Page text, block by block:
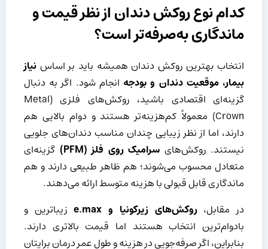
کدام نوع روکش دندان از نظر قیمت و
ماندگاری به‌صرفه‌تر است؟
انتخاب بهترین روکش دندان همیشه باید بر اساس نیاز
بیمار، موقعیت دندان و بودجه انجام شود. اگر به دنبال
گزینه‌ای اقتصادی باشید، روکش‌های فلزی (Metal
Crown) معمولاً کم‌هزینه‌تر هستند و دوام بالایی هم
دارند، اما از نظر زیبایی چندان مناسب دندان‌های جلویی
نیستند. روکش‌های سرامیک روی فلز(PFM)
گزینه‌ای
متعادل محسوب می‌شوند؛ هم ظاهر طبیعی دارند و هم
ماندگاری قابل قبولی با هزینه متوسط ارائه می‌دهند.
در مقابل،روکش‌های زیرکونیا وe.max
زیباترین و
بادوام‌ترین انتخاب هستند اما قیمت بالاتری دارند.
بنابراین، اگر صرفه‌جویی در هزینه و طول عمر درمان برایتان